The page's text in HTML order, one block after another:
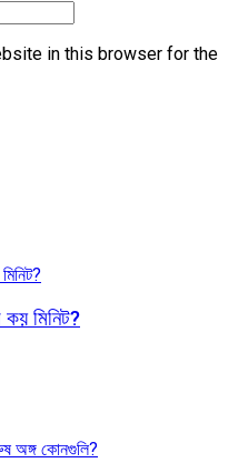
in this browser for the
মিনিট?